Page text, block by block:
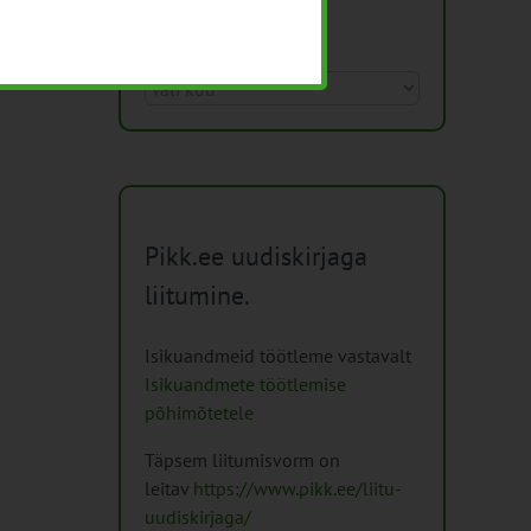
Arhiiv
Pikk.ee uudiskirjaga
liitumine.
Isikuandmeid töötleme vastavalt
Isikuandmete töötlemise
põhimõtetele
Täpsem liitumisvorm on
leitav https://www.pikk.ee/liitu-
uudiskirjaga/